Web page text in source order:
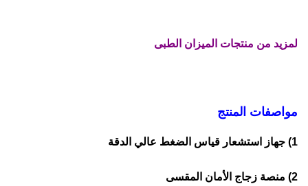
لمزيد من منتجات الميزان الطبى
مواصفات المنتج
1) جهاز استشعار قياس الضغط عالي الدقة
2) منصة زجاج الأمان المقسى